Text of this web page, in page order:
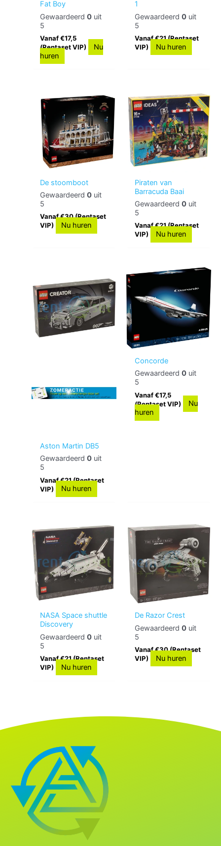
Fat Boy
Gewaardeerd0 uit
5
Vanaf €17,5
(Rentaset VIP)
Nu
huren
1
Gewaardeerd0 uit
5
Vanaf €21 (Rentaset
VIP)
Nu huren
De stoomboot
Gewaardeerd0 uit
5
Vanaf €30 (Rentaset
VIP)
Nu huren
Piraten van
Barracuda Baai
Gewaardeerd0 uit
5
Vanaf €21 (Rentaset
VIP)
Nu huren
Aston Martin DB5
Gewaardeerd0 uit
5
Vanaf €21 (Rentaset
VIP)
Nu huren
Concorde
Gewaardeerd0 uit
5
Vanaf €17,5
(Rentaset VIP)
Nu
huren
NASA Space shuttle
Discovery
Gewaardeerd0 uit
5
Vanaf €21 (Rentaset
VIP)
Nu huren
De Razor Crest
Gewaardeerd0 uit
5
Vanaf €30 (Rentaset
VIP)
Nu huren